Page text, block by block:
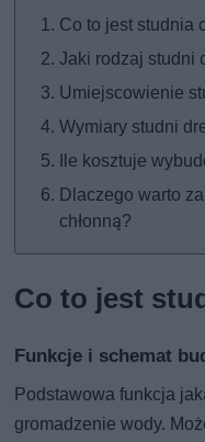
Co to jest studnia
Jaki rodzaj studni
Umiejscowienie
Wymiary studni
Ile kosztuje
Dlaczego warto
chłonną?
Co to jest
Funkcje i schemat
Podstawowa funkcja
gromadzenie wody.